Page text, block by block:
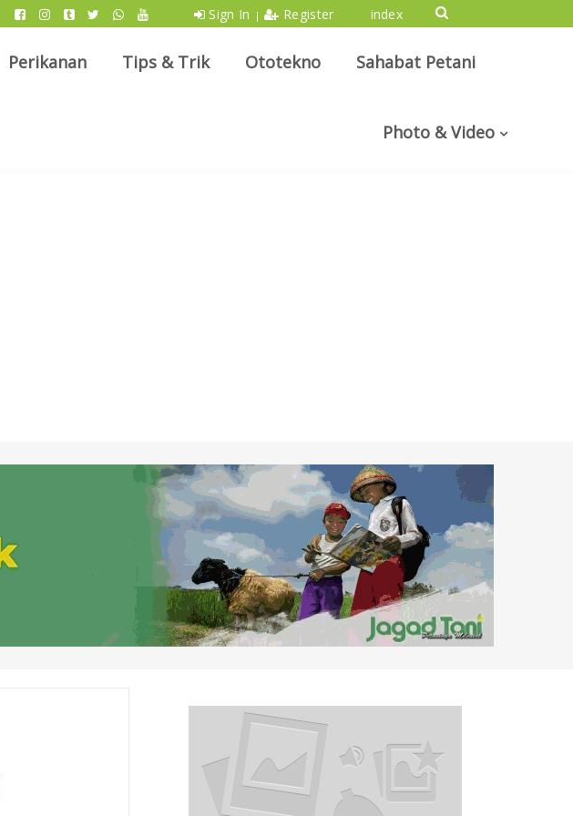
Sign In | Register index
Perikanan Tips & Trik Ototekno Sahabat Petani
Photo & Video